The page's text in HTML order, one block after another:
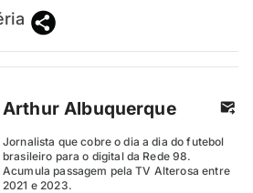
Arthur Albuquerque
Jornalista que cobre o dia a dia do futebol
brasileiro para o digital da Rede 98.
Acumula passagem pela TV Alterosa entre
2021 e 2023.